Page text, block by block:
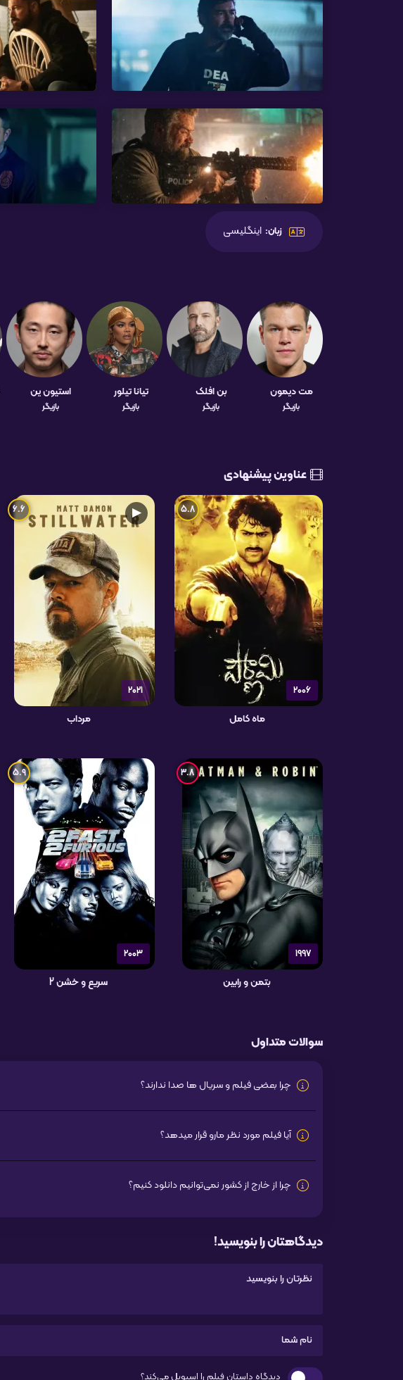
زبان: اینگلیسی
مت دیمون
بازیگر
بن افلک
بازیگر
تیانا تیلور
بازیگر
استیون ین
بازیگر
عناوین پیشنهادی
2006
5.8
ماه کامل
2021
▶
6.6
مرداب
1997
3.8
بتمن و رابین
2003
5.9
سریع و خشن 2
سوالات متداول
چرا بعضی فیلم و سریال ها صدا ندارند؟
آیا فیلم مورد نظر مارو قرار میدهد؟
چرا از خارج از کشور نمی‌توانیم دانلود کنیم؟
دیدگاهتان را بنویسید!